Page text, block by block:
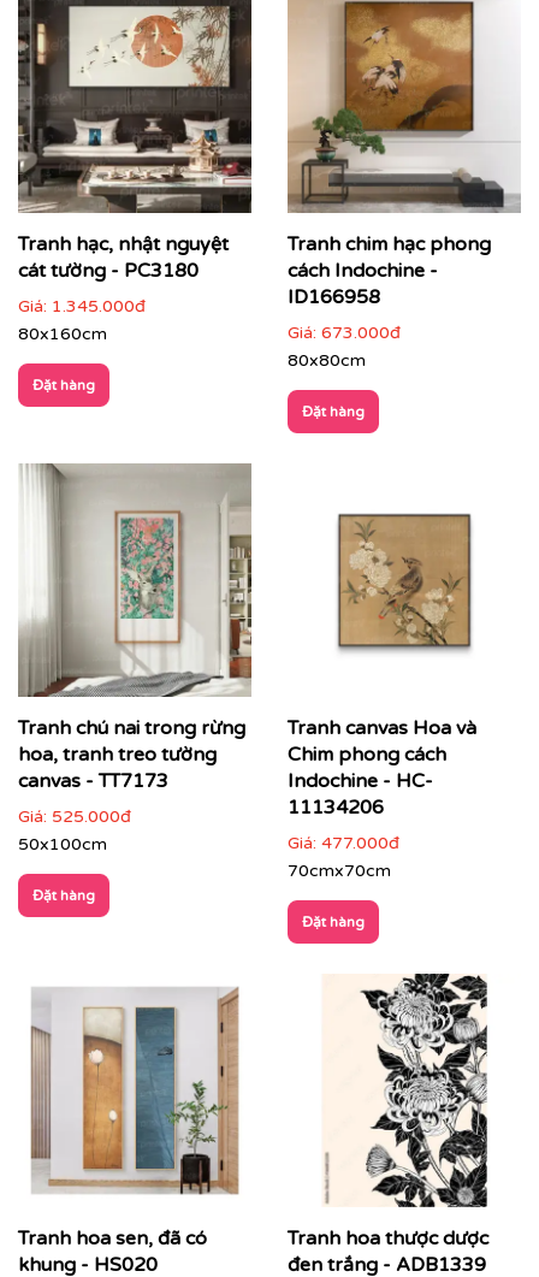
✔ Phòng ngủ: nhẹ nhàng, thư thái, giúp không gian
nghỉ ngơi thêm tinh tế.
Phòng thiền, phòng trà, phòng Yoga
trung, cân bằng cảm xúc.
Tranh hạc, nhật nguyệt
cát tường - PC3180
Giá: 1.345.000đ
80x160cm
Đặt hàng
Tranh chim hạc phong
cách Indochine -
ID166958
Giá: 673.000đ
80x80cm
Đặt hàng
Tranh chú nai trong rừng
hoa, tranh treo tường
canvas - TT7173
Giá: 525.000đ
50x100cm
Đặt hàng
Tranh canvas Hoa và
Chim phong cách
Indochine - HC-
11134206
Giá: 477.000đ
70cmx70cm
Đặt hàng
Tranh hoa sen, đã có
khung - HS020
Tranh hoa thược dược
đen trắng - ADB1339